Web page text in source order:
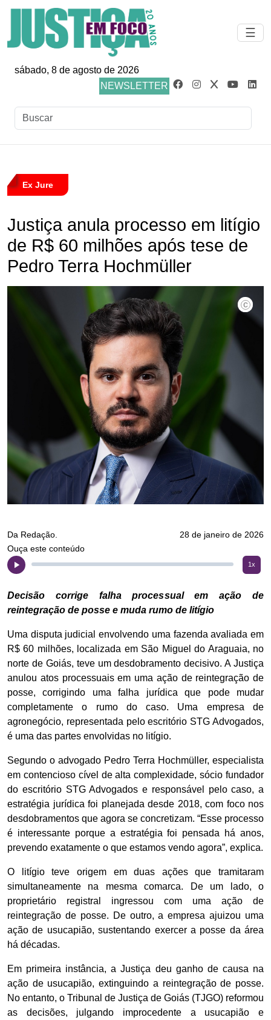
☰
sábado, 8 de agosto de 2026
NEWSLETTER
Ex Jure
Justiça anula processo em litígio
de R$ 60 milhões após tese de
Pedro Terra Hochmüller
Da Redação.
28 de janeiro de 2026
Ouça este conteúdo
1x
Decisão corrige falha processual em ação de
reintegração de posse e muda rumo de litígio
Uma disputa judicial envolvendo uma fazenda avaliada em
R$ 60 milhões, localizada em São Miguel do Araguaia, no
norte de Goiás, teve um desdobramento decisivo. A Justiça
anulou atos processuais em uma ação de reintegração de
posse, corrigindo uma falha jurídica que pode mudar
completamente o rumo do caso. Uma empresa de
agronegócio, representada pelo escritório STG Advogados,
é uma das partes envolvidas no litígio.
Segundo o advogado Pedro Terra Hochmüller, especialista
em contencioso cível de alta complexidade, sócio fundador
do escritório STG Advogados e responsável pelo caso, a
estratégia jurídica foi planejada desde 2018, com foco nos
desdobramentos que agora se concretizam. “Esse processo
é interessante porque a estratégia foi pensada há anos,
prevendo exatamente o que estamos vendo agora”, explica.
O litígio teve origem em duas ações que tramitaram
simultaneamente na mesma comarca. De um lado, o
proprietário registral ingressou com uma ação de
reintegração de posse. De outro, a empresa ajuizou uma
ação de usucapião, sustentando exercer a posse da área
há décadas.
Em primeira instância, a Justiça deu ganho de causa na
ação de usucapião, extinguindo a reintegração de posse.
No entanto, o Tribunal de Justiça de Goiás (TJGO) reformou
as decisões, julgando improcedente a usucapião e